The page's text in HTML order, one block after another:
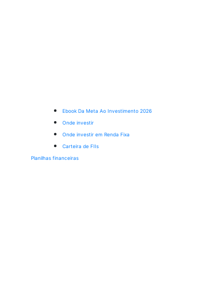
Ebook Da Meta Ao Investimento 2026
Onde investir
Onde investir em Renda Fixa
Carteira de FIIs
Planilhas financeiras